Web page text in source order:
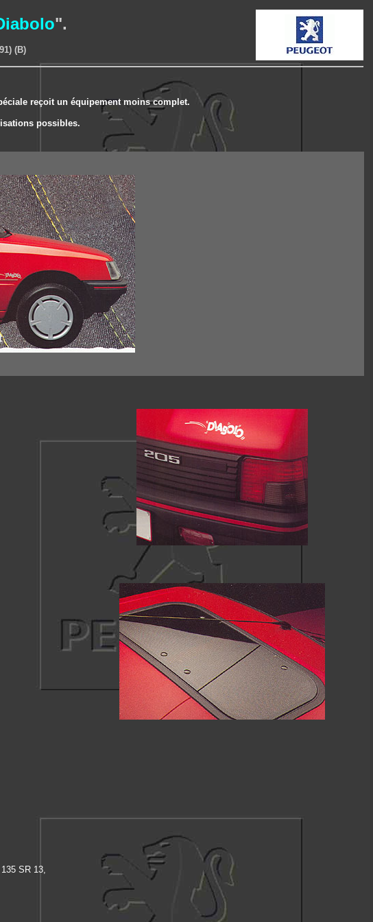
".
(B)
reçoit un équipement moins complet.
possibles.
SR 13,